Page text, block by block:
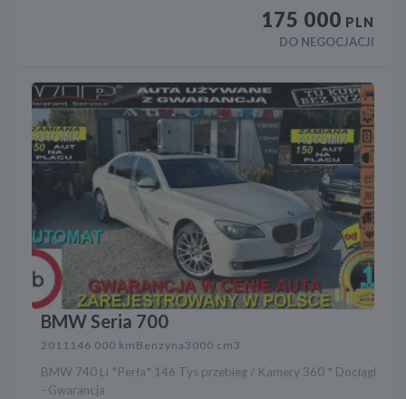
175 000 PLN
DO NEGOCJACJI
BMW Seria 700
2011 146 000 km Benzyna3000 cm3
BMW 740 Li *Perła* 146 Tys przebieg / Kamery 360 * Dociągi
- Gwarancja